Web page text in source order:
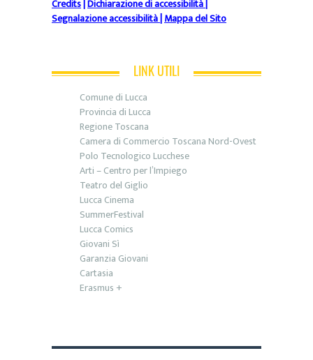
Credits|Dichiarazione di accessibilità|
Segnalazione accessibilità|Mappa del Sito
LINK UTILI
Comune di Lucca
Provincia di Lucca
Regione Toscana
Camera di Commercio Toscana Nord-Ovest
Polo Tecnologico Lucchese
Arti – Centro per l’Impiego
Teatro del Giglio
Lucca Cinema
SummerFestival
Lucca Comics
Giovani Sì
Garanzia Giovani
Cartasia
Erasmus +